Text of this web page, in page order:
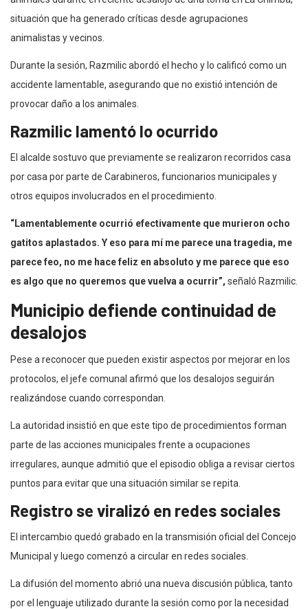
situación que ha generado críticas desde agrupaciones
animalistas y vecinos.
Durante la sesión, Razmilic abordó el hecho y lo calificó como un
accidente lamentable, asegurando que no existió intención de
provocar daño a los animales.
Razmilic lamentó lo ocurrido
El alcalde sostuvo que previamente se realizaron recorridos casa
por casa por parte de Carabineros, funcionarios municipales y
otros equipos involucrados en el procedimiento.
“Lamentablemente ocurrió efectivamente que murieron ocho
gatitos aplastados. Y eso para mí me parece una tragedia, me
parece feo, no me hace feliz en absoluto y me parece que eso
es algo que no queremos que vuelva a ocurrir”, señaló Razmilic.
Municipio defiende continuidad de
desalojos
Pese a reconocer que pueden existir aspectos por mejorar en los
protocolos, el jefe comunal afirmó que los desalojos seguirán
realizándose cuando correspondan.
La autoridad insistió en que este tipo de procedimientos forman
parte de las acciones municipales frente a ocupaciones
irregulares, aunque admitió que el episodio obliga a revisar ciertos
puntos para evitar que una situación similar se repita.
Registro se viralizó en redes sociales
El intercambio quedó grabado en la transmisión oficial del Concejo
Municipal y luego comenzó a circular en redes sociales.
La difusión del momento abrió una nueva discusión pública, tanto
por el lenguaje utilizado durante la sesión como por la necesidad